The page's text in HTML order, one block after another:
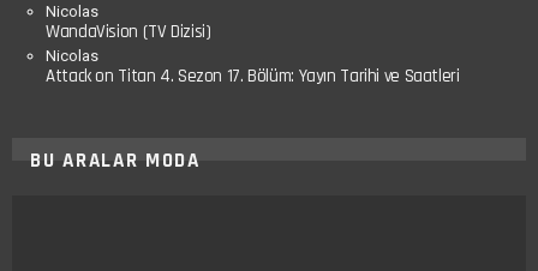
Nicolas
WandaVision (TV Dizisi)
Nicolas
Attack on Titan 4. Sezon 17. Bölüm: Yayın Tarihi ve Saatleri
BU ARALAR MODA